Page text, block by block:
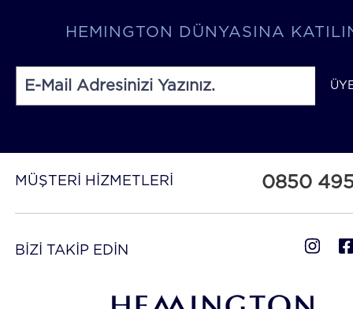
HEMINGTON DÜNYASINA
MÜŞTERİ HİZMETLERİ 0850
BİZİ TAKİP EDİN